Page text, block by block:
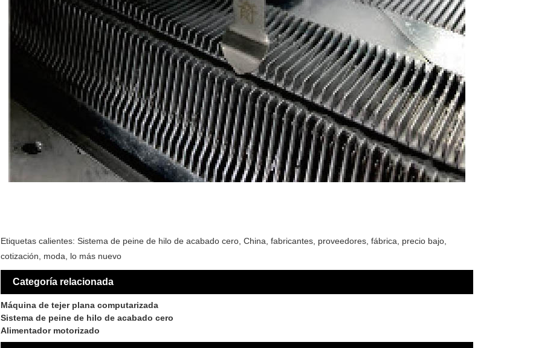
Etiquetas calientes: Sistema de peine de hilo de acabado cero, China, fabricantes, proveedores, fábrica, precio bajo,
cotización, moda, lo más nuevo
Categoría relacionada
Máquina de tejer plana computarizada
Sistema de peine de hilo de acabado cero
Alimentador motorizado